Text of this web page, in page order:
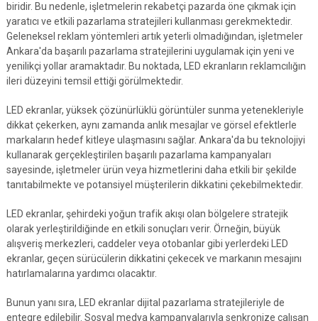
biridir. Bu nedenle, işletmelerin rekabetçi pazarda öne çıkmak için
yaratıcı ve etkili pazarlama stratejileri kullanması gerekmektedir.
Geleneksel reklam yöntemleri artık yeterli olmadığından, işletmeler
Ankara'da başarılı pazarlama stratejilerini uygulamak için yeni ve
yenilikçi yollar aramaktadır. Bu noktada, LED ekranların reklamcılığın
ileri düzeyini temsil ettiği görülmektedir.
LED ekranlar, yüksek çözünürlüklü görüntüler sunma yetenekleriyle
dikkat çekerken, aynı zamanda anlık mesajlar ve görsel efektlerle
markaların hedef kitleye ulaşmasını sağlar. Ankara'da bu teknolojiyi
kullanarak gerçekleştirilen başarılı pazarlama kampanyaları
sayesinde, işletmeler ürün veya hizmetlerini daha etkili bir şekilde
tanıtabilmekte ve potansiyel müşterilerin dikkatini çekebilmektedir.
LED ekranlar, şehirdeki yoğun trafik akışı olan bölgelere stratejik
olarak yerleştirildiğinde en etkili sonuçları verir. Örneğin, büyük
alışveriş merkezleri, caddeler veya otobanlar gibi yerlerdeki LED
ekranlar, geçen sürücülerin dikkatini çekecek ve markanın mesajını
hatırlamalarına yardımcı olacaktır.
Bunun yanı sıra, LED ekranlar dijital pazarlama stratejileriyle de
entegre edilebilir. Sosyal medya kampanyalarıyla senkronize çalışan